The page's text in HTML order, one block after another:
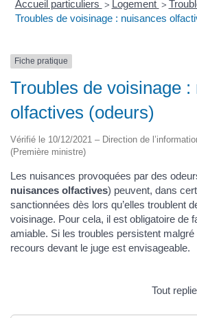
Accueil particuliers > Logement >
Troubles de voisinage : nuisances
Fiche pratique
Troubles de voisinage :
olfactives (odeurs)
Vérifié le 10/12/2021 – Direction de
(Première ministre)
Les nuisances provoquées par des
nuisances olfactives) peuvent, dans
sanctionnées dès lors qu’elles troublent
voisinage. Pour cela, il est obligatoire de
amiable. Si les troubles persistent
recours devant le juge est envisageable.
Tout